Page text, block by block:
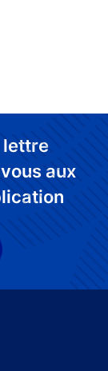
lettre
aux